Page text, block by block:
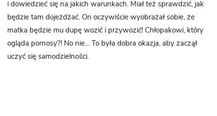
i dowiedzieć się na jakich warunkach. Miał też sprawdzić, jak
będzie tam dojeżdżać. On oczywiście wyobrażał sobie, że
matka będzie mu dupę wozić i przywozić! Chłopakowi, który
ogląda pornosy?! No nie… To była dobra okazja, aby zaczął
uczyć się samodzielności.